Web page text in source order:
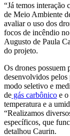
“Já temos interação
de Meio Ambiente
avaliar o uso dos
focos de incêndio
Augusto de Paula
do projeto.
Os drones possuem
desenvolvidos pelos
modo seletivo e
de gás carbônico e
temperatura e a
“Realizamos
específicos, que
detalhou Caurin.